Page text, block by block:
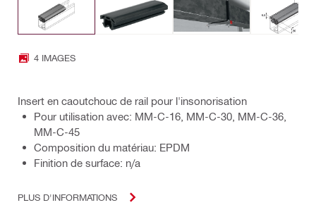
4 IMAGES
Insert en caoutchouc de rail pour l'insonorisation
Pour utilisation avec: MM-C-16, MM-C-30, MM-C-36,
MM-C-45
Composition du matériau: EPDM
Finition de surface: n/a
PLUS D'INFORMATIONS